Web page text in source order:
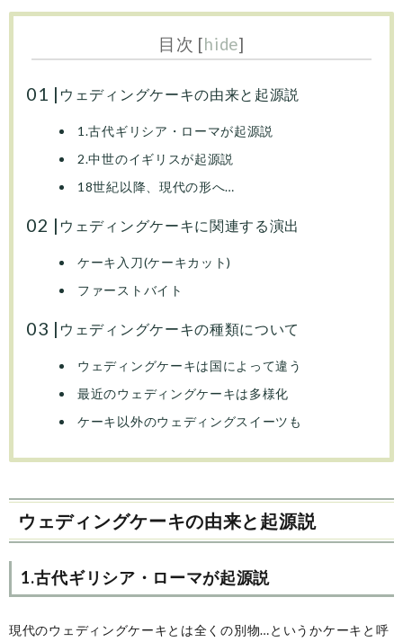
目次 [hide]
ウェディングケーキの由来と起源説
1.古代ギリシア・ローマが起源説
2.中世のイギリスが起源説
18世紀以降、現代の形へ…
ウェディングケーキに関連する演出
ケーキ入刀(ケーキカット)
ファーストバイト
ウェディングケーキの種類について
ウェディングケーキは国によって違う
最近のウェディングケーキは多様化
ケーキ以外のウェディングスイーツも
ウェディングケーキの由来と起源説
1.古代ギリシア・ローマが起源説
現代のウェディングケーキとは全くの別物…というかケーキと呼